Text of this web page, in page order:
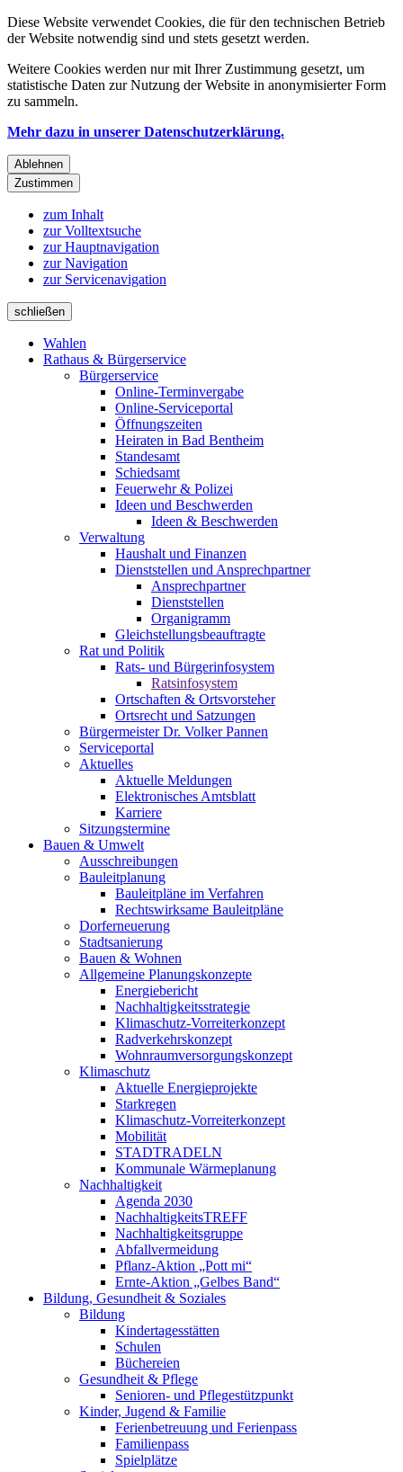
Diese Website verwendet Cookies, die für den technischen Betrieb
der Website notwendig sind und stets gesetzt werden.
Weitere Cookies werden nur mit Ihrer Zustimmung gesetzt, um
statistische Daten zur Nutzung der Website in anonymisierter Form
zu sammeln.
Mehr dazu in unserer Datenschutzerklärung.
Ablehnen
Zustimmen
zum Inhalt
zur Volltextsuche
zur Hauptnavigation
zur Navigation
zur Servicenavigation
schließen
Wahlen
Rathaus & Bürgerservice
Bürgerservice
Online-Terminvergabe
Online-Serviceportal
Öffnungszeiten
Heiraten in Bad Bentheim
Standesamt
Schiedsamt
Feuerwehr & Polizei
Ideen und Beschwerden
Ideen & Beschwerden
Verwaltung
Haushalt und Finanzen
Dienststellen und Ansprechpartner
Ansprechpartner
Dienststellen
Organigramm
Gleichstellungsbeauftragte
Rat und Politik
Rats- und Bürgerinfosystem
Ratsinfosystem
Ortschaften & Ortsvorsteher
Ortsrecht und Satzungen
Bürgermeister Dr. Volker Pannen
Serviceportal
Aktuelles
Aktuelle Meldungen
Elektronisches Amtsblatt
Karriere
Sitzungstermine
Bauen & Umwelt
Ausschreibungen
Bauleitplanung
Bauleitpläne im Verfahren
Rechtswirksame Bauleitpläne
Dorferneuerung
Stadtsanierung
Bauen & Wohnen
Allgemeine Planungskonzepte
Energiebericht
Nachhaltigkeitsstrategie
Klimaschutz-Vorreiterkonzept
Radverkehrskonzept
Wohnraumversorgungskonzept
Klimaschutz
Aktuelle Energieprojekte
Starkregen
Klimaschutz-Vorreiterkonzept
Mobilität
STADTRADELN
Kommunale Wärmeplanung
Nachhaltigkeit
Agenda 2030
NachhaltigkeitsTREFF
Nachhaltigkeitsgruppe
Abfallvermeidung
Pflanz-Aktion „Pott mi“
Ernte-Aktion „Gelbes Band“
Bildung, Gesundheit & Soziales
Bildung
Kindertagesstätten
Schulen
Büchereien
Gesundheit & Pflege
Senioren- und Pflegestützpunkt
Kinder, Jugend & Familie
Ferienbetreuung und Ferienpass
Familienpass
Spielplätze